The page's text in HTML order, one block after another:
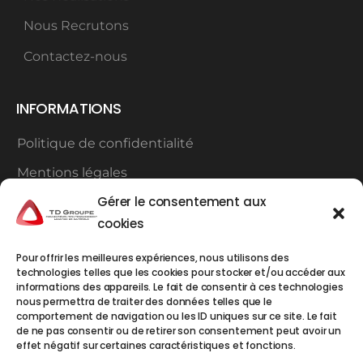
Gérer le consentement aux
cookies
Pour offrir les meilleures expériences, nous utilisons des
technologies telles que les cookies pour stocker et/ou accéder aux
informations des appareils. Le fait de consentir à ces technologies
nous permettra de traiter des données telles que le
comportement de navigation ou les ID uniques sur ce site. Le fait
de ne pas consentir ou de retirer son consentement peut avoir un
effet négatif sur certaines caractéristiques et fonctions.
Nous Recrutons
Contactez-nous
INFORMATIONS
Politique de confidentialité
Mentions légales
Plan du site
TD Groupe à Carros
TDCA1ERE AVENUE 4EME RUE 06510 CARROS
Tél : 04.93.72.59.80
TD Groupe à Monaco